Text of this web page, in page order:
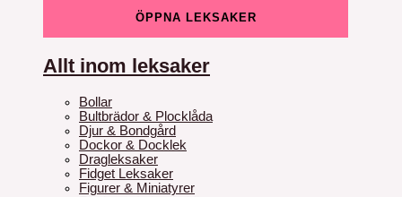
ÖPPNA LEKSAKER
Allt inom leksaker
Bollar
Bultbrädor & Plocklåda
Djur & Bondgård
Dockor & Docklek
Dragleksaker
Fidget Leksaker
Figurer & Miniatyrer